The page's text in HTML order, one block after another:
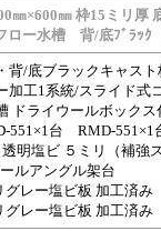
㎜×600㎜ 枠15ミリ厚
ロー水槽 背/底ﾌﾞﾗｯｸ
/底ブラックキャスト
加工1系統/スライド式
ドライウールボックス
551×1台 RMD-551×1
透明塩ビ ５ミリ（補強
ルアングル架台
グレー塩ビ板 加工済み
グレー塩ビ板 加工済み